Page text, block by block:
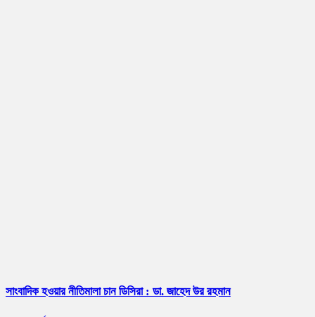
সাংবাদিক হওয়ার নীতিমালা চান ডিসিরা : ডা. জাহেদ উর রহমান